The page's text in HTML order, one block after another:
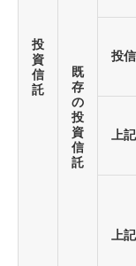
投
資
信
託
既
存
の
投
資
信
託
投
上
上